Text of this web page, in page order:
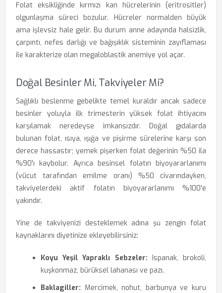
Folat eksikliğinde kırmızı kan hücrelerinin (eritrositler)
olgunlaşma süreci bozulur. Hücreler normalden büyük
ama işlevsiz hale gelir. Bu durum anne adayında halsizlik,
çarpıntı, nefes darlığı ve bağışıklık sisteminin zayıflaması
ile karakterize olan megaloblastik anemiye yol açar.
Doğal Besinler Mi, Takviyeler Mi?
Sağlıklı beslenme gebelikte temel kuraldır ancak sadece
besinler yoluyla ilk trimesterin yüksek folat ihtiyacını
karşılamak neredeyse imkansızdır. Doğal gıdalarda
bulunan folat, ısıya, ışığa ve pişirme sürelerine karşı son
derece hassastır; yemek pişerken folat değerinin %50 ila
%90'ı kaybolur. Ayrıca besinsel folatın biyoyararlanımı
(vücut tarafından emilme oranı) %50 civarındayken,
takviyelerdeki aktif folatın biyoyararlanımı %100'e
yakındır.
Yine de takviyenizi desteklemek adına şu zengin folat
kaynaklarını diyetinize ekleyebilirsiniz:
Koyu Yeşil Yapraklı Sebzeler: Ispanak, brokoli,
kuşkonmaz, bürüksel lahanası ve pazı.
Baklagiller: Mercimek, nohut, barbunya ve kuru